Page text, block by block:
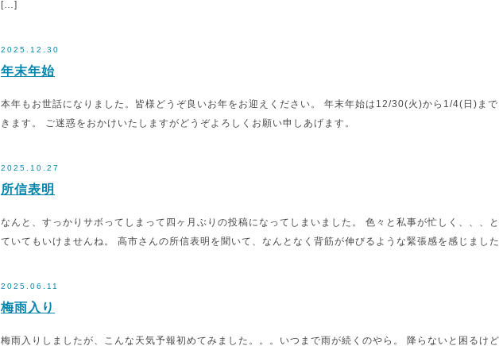
[…]
2025.12.30
年末年始
本年もお世話になりました。皆様どうぞ良いお年をお迎えください。 年末年始は12/30(火)から1/4(日)ま
きます。 ご迷惑をおかけいたしますがどうぞよろしくお願い申しあげます。
2025.10.27
所信表明
なんと、すっかりサボってしまって四ヶ月ぶりの投稿になってしまいました。 色々と私事が忙しく、、、
ていてもいけませんね。 高市さんの所信表明を聞いて、なんとなく背筋が伸びるような緊張感を感じまし
2025.06.11
梅雨入り
梅雨入りしましたが、こんな天気予報初めてみました。。。いつまで雨が続くのやら。 降らないと困るけ